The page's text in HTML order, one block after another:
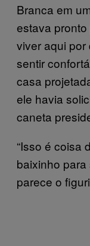
Branca em
estava pronto
viver aqui
sentir
casa
ele havia
caneta
“Isso é coisa
baixinho para
parece o